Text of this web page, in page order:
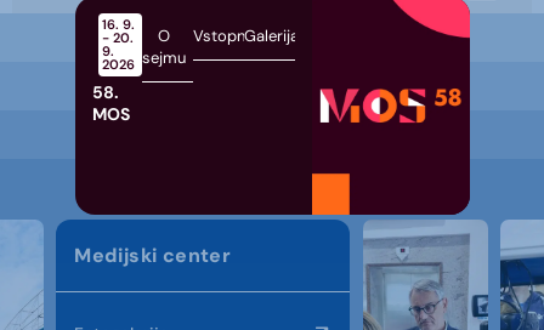
Medijski center
58.
MOS
16. 9.
- 20.
9.
2026
O
sejmu
VstopniceGalerija